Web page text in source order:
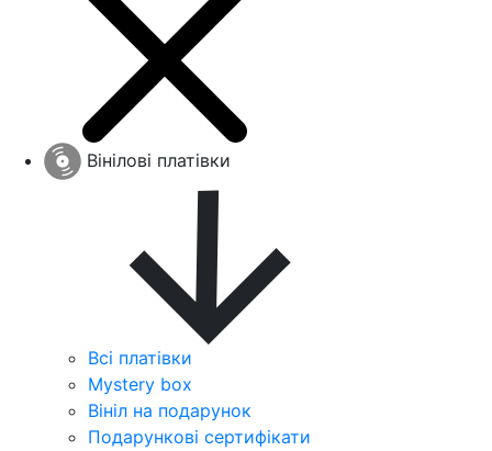
Вінілові платівки
Всі платівки
Mystery box
Вініл на подарунок
Подарункові сертифікати